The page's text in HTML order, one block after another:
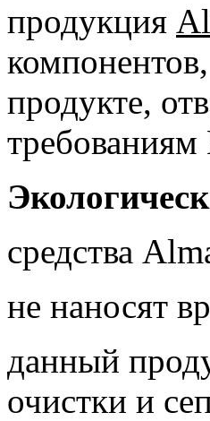
продукция
продукте,
средства
не наносят
данный
очистки и